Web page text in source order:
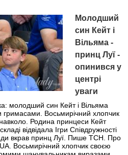
Молодший
син Кейт і
Вільяма -
принц Луї -
опинився у
центрі
уваги
молодший син Кейт і Вільяма
гримасами. Восьмирічний хлопчик
Родина принцеси Кейт
відвідала Ігри Співдружності
вкрав принц Луї. Пише ТСН. Про
Восьмирічний хлопчик своєю